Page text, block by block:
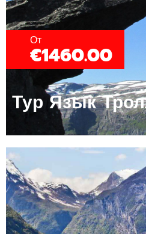
От
€1460.00
Тур Язык